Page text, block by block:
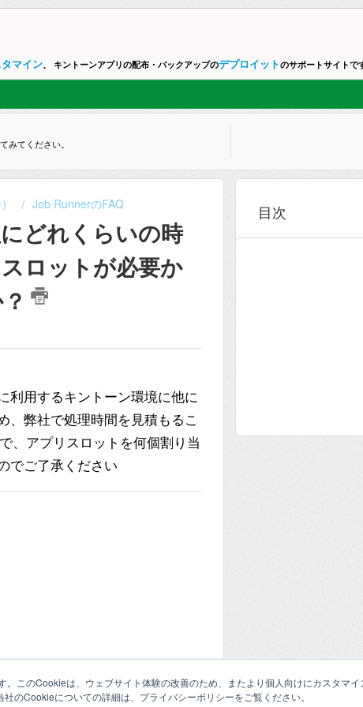
このCookieは、ウェブサイト体験の改善のため、またより個人向けにカスタマ
のCookieについての詳細は、プライバシーポリシーをご覧ください。
マイン、 キントーンアプリの配布・バックアップのデプロイットのサポートサイトで
みてください。
Job RunnerのFAQ
どれくらいの時
ロットが必要か
利用するキントーン環境に他に
、弊社で処理時間を見積もるこ
、アプリスロットを何個割り当
でご了承ください
目次